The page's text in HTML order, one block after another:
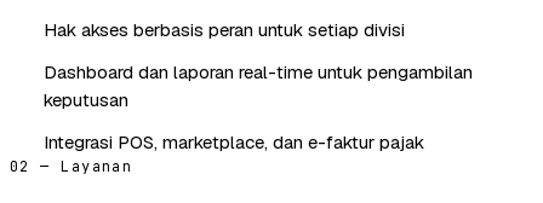
Hak akses berbasis peran untuk setiap divisi
Dashboard dan laporan real-time untuk pengambilan
keputusan
Integrasi POS, marketplace, dan e-faktur pajak
02 — Layanan